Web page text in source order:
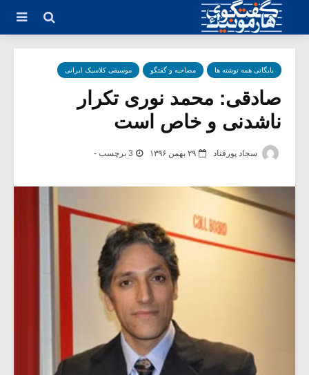
بایگانی همه نوشته ها مصاحبه و گفتگو موسیقی کلاسیک ایرانی
صادقی: محمد نوری تکرار
ناشدنی و خاص است
سجاد پورقناد ۲۹ بهمن ۱۳۹۶ 3 برچسب -